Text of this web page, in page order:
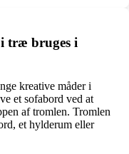
træ bruges i
kreative måder i
et sofabord ved at
af tromlen. Tromlen
et hylderum eller